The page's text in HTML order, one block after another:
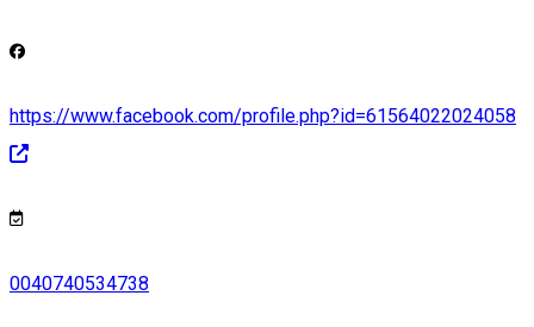
https://www.facebook.com/profile.php?id=61564022024058
0040740534738